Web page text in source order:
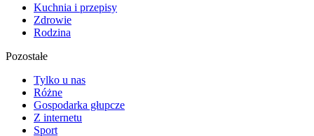
Kuchnia i przepisy
Zdrowie
Rodzina
Pozostałe
Tylko u nas
Różne
Gospodarka głupcze
Z internetu
Sport